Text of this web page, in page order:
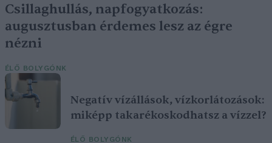
Csillaghullás, napfogyatkozás:
augusztusban érdemes lesz az égre
nézni
ÉLŐ BOLYGÓNK
Negatív vízállások, vízkorlátozások:
miképp takarékoskodhatsz a vízzel?
ÉLŐ BOLYGÓNK